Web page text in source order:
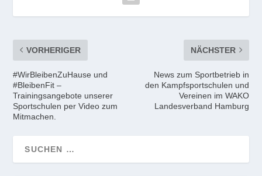
VORHERIGER
#WirBleibenZuHause und
#BleibenFit –
Trainingsangebote unserer
Sportschulen per Video zum
Mitmachen.
NÄCHSTER
News zum Sportbetrieb in
den Kampfsportschulen und
Vereinen im WAKO
Landesverband Hamburg